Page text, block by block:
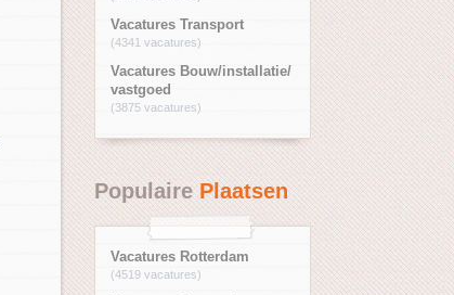
Vacatures Transport
(4341 vacatures)
Vacatures Bouw/installatie/
vastgoed
(3875 vacatures)
Populaire Plaatsen
Vacatures Rotterdam
(4519 vacatures)